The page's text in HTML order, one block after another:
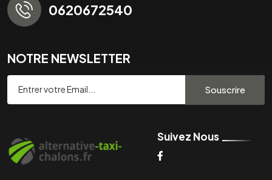
0620672540
NOTRE NEWSLETTER
Souscrire
Suivez Nous